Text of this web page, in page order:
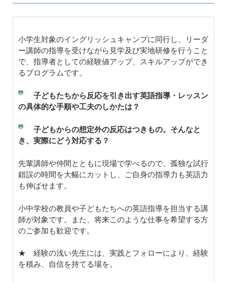
小学生対象のイングリッシュキャンプに同行し、リーダ
ー講師の指導を受けながら見学及び実地研修を行うこと
で、指導者としての経験値アップ、スキルアップができ
るプログラムです。
子どもたちから反応を引き出す英語指導・レッスン
の具体的な手順や工夫のしかたは？
子どもからの想定外の反応はつきもの。そんなと
き、実際にどう対応する？
先輩講師や仲間とともに現場で学べるので、孤独な試行
錯誤の時間を大幅にカットし、ご自身の指導力も英語力
も伸ばせます。
小中学校の教員や子どもたちへの英語指導を担当する講
師が対象です。また、将来このような仕事を希望する方
のご参加も歓迎です。
★ 経験の浅い先生には、実践とフォローにより、経験
を積み、自信を持てる場を。